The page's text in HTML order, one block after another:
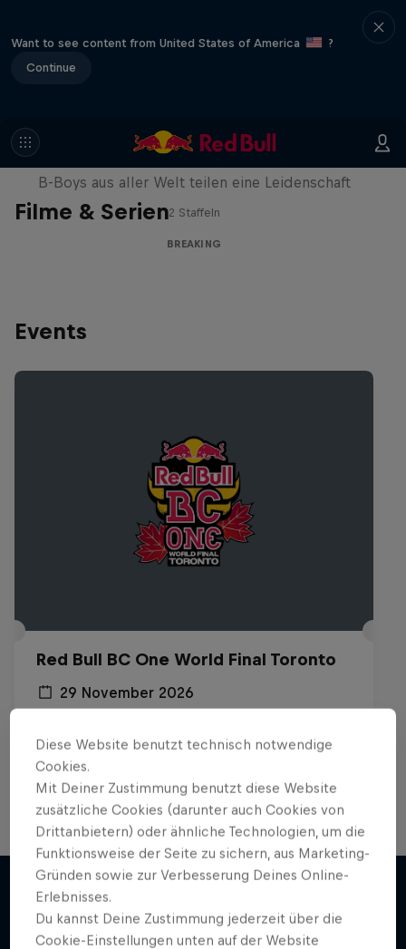
Want to see content from United States of America
?
Continue
Filme & Serien
Break'n Reality
B-Boys aus aller Welt teilen eine Leidenschaft
2 Staffeln
BREAKING
Events
Red Bull BC One World Final Toronto
29 November 2026
Weiter geht´s hier
Break'n Reality
B-Boys aus aller Welt teilen eine Leidenschaft
2 Staffeln
Interviews mit inspirierenden Persönlichkeiten
Diese Website benutzt technisch notwendige
Cookies.
Mit Deiner Zustimmung benutzt diese Website
zusätzliche Cookies (darunter auch Cookies von
Drittanbietern) oder ähnliche Technologien, um die
Funktionsweise der Seite zu sichern, aus Marketing-
Gründen sowie zur Verbesserung Deines Online-
Erlebnisses.
Du kannst Deine Zustimmung jederzeit über die
Cookie-Einstellungen unten auf der Website